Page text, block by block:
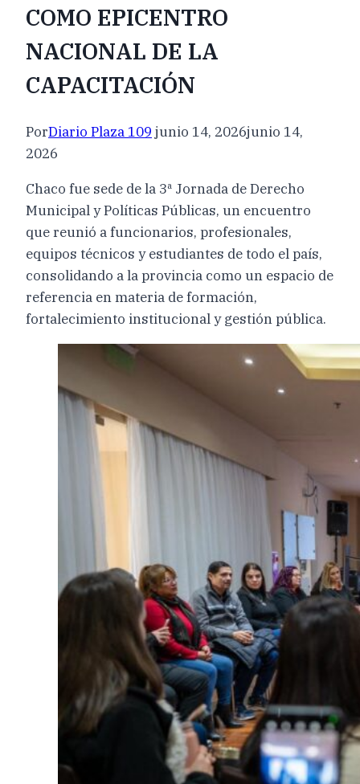
COMO EPICENTRO
NACIONAL DE LA
CAPACITACIÓN
PorDiario Plaza 109 junio 14, 2026junio 14,
2026
Chaco fue sede de la 3ª Jornada de Derecho
Municipal y Políticas Públicas, un encuentro
que reunió a funcionarios, profesionales,
equipos técnicos y estudiantes de todo el país,
consolidando a la provincia como un espacio de
referencia en materia de formación,
fortalecimiento institucional y gestión pública.